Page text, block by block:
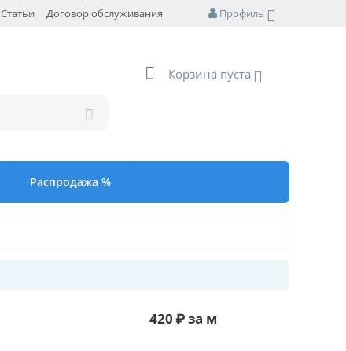
Профиль
Статьи Договор обслуживания
Корзина пуста
Распродажа %
420₽за м